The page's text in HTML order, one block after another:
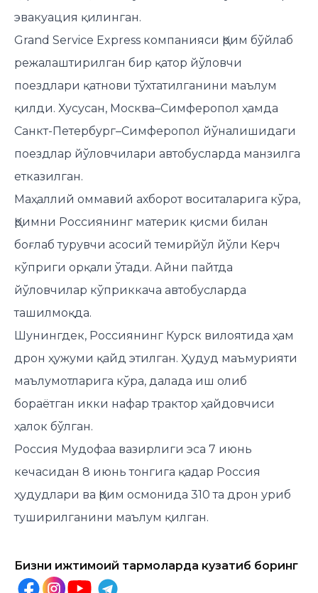
эвакуация қилинган.
Grand Service Express компанияси Қрим бўйлаб
режалаштирилган бир қатор йўловчи
поездлари қатнови тўхтатилганини маълум
қилди. Хусусан, Москва–Симферопол ҳамда
Санкт-Петербург–Симферопол йўналишидаги
поездлар йўловчилари автобусларда манзилга
етказилган.
Маҳаллий оммавий ахборот воситаларига кўра,
Қримни Россиянинг материк қисми билан
боғлаб турувчи асосий темирйўл йўли Керч
кўприги орқали ўтади. Айни пайтда
йўловчилар кўприккача автобусларда
ташилмоқда.
Шунингдек, Россиянинг Курск вилоятида ҳам
дрон ҳужуми қайд этилган. Ҳудуд маъмурияти
маълумотларига кўра, далада иш олиб
бораётган икки нафар трактор ҳайдовчиси
ҳалок бўлган.
Россия Мудофаа вазирлиги эса 7 июнь
кечасидан 8 июнь тонгига қадар Россия
ҳудудлари ва Қрим осмонида 310 та дрон уриб
туширилганини маълум қилган.
Бизни ижтимоий тармоқларда кузатиб боринг